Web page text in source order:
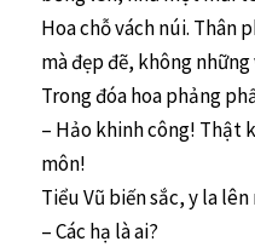
Hoa chỗ vách núi. Thân
mà đẹp đẽ, không
Trong đóa hoa phảng
– Hảo khinh công! Thật
môn!
Tiểu Vũ biến sắc, y la
– Các hạ là ai?